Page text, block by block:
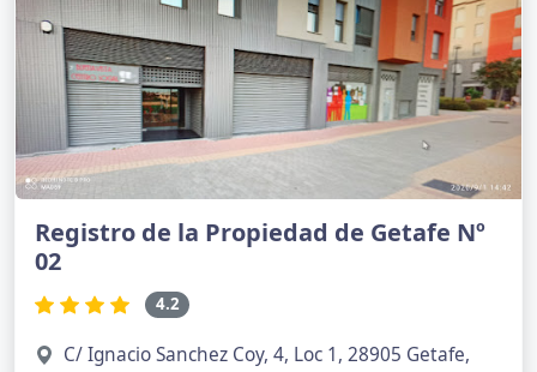
Registro de la Propiedad de Getafe Nº
02
4.2
C/ Ignacio Sanchez Coy, 4, Loc 1, 28905 Getafe,